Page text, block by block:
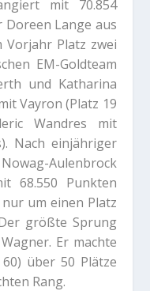
mit 70.854
Lange aus
Vorjahr Platz zwei
EM-Goldteam
und Katharina
Vayron (Platz 19
Wandres mit
Nach einjähriger
Aulenbrock
68.550 Punkten
um einen Platz
größte Sprung
Er machte
über 50 Plätze
Rang.